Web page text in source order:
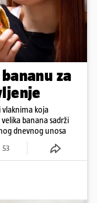
za
koja
banana sadrži
dnevnog unosa
53